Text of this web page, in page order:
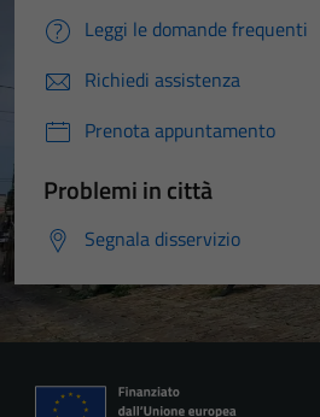
Leggi le domande frequenti
Richiedi assistenza
Prenota appuntamento
Problemi in città
Segnala disservizio